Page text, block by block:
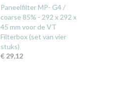
Paneelfilter MP- G4 /
coarse 85% - 292 x 292 x
45 mm voor de VT
Filterbox (set van vier
stuks)
€ 29,12